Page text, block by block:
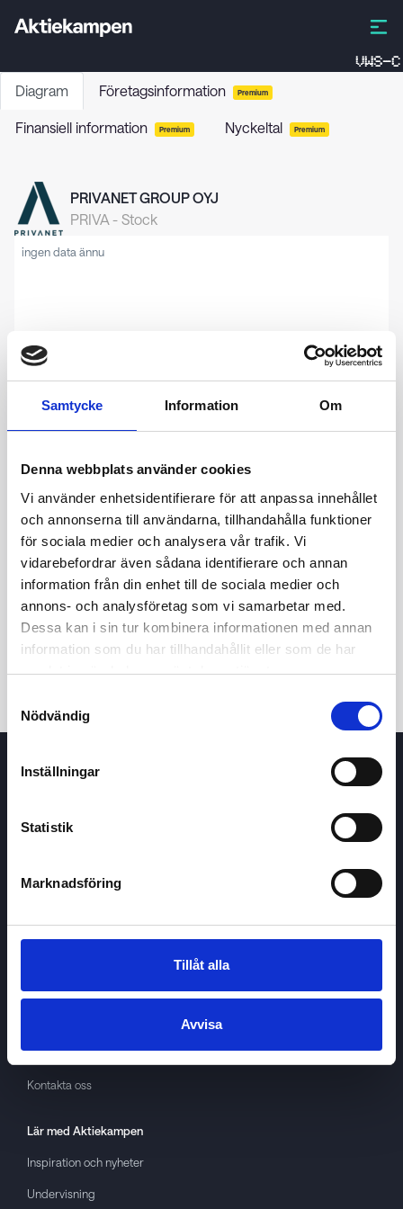
Samtycke Information Om
Denna webbplats använder cookies
Vi använder enhetsidentifierare för att anpassa innehållet
och annonserna till användarna, tillhandahålla funktioner
för sociala medier och analysera vår trafik. Vi
vidarebefordrar även sådana identifierare och annan
information från din enhet till de sociala medier och
annons- och analysföretag som vi samarbetar med.
Dessa kan i sin tur kombinera informationen med annan
information som du har tillhandahållit eller som de har
samlat in när du har använt deras tjänster.
Nödvändig
Inställningar
Statistik
Marknadsföring
Tillåt alla
Avvisa
VWS-C
Diagram Företagsinformation Premium
Finansiell information Premium Nyckeltal Premium
PRIVANET GROUP OYJ
PRIVA - Stock
ingen data ännu
24t 7d 1m 3m 1å 5å
Köp / Sälj
OmAktiekampen
About cookies
GDPR
Kontakta oss
Lär med Aktiekampen
Inspiration och nyheter
Undervisning